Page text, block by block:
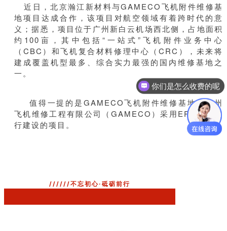
近日，北京瀚江新材料与GAMECO飞机附件维修基
地项目达成合作，该项目对航空领域有着跨时代的意
义；据悉，项目位于广州新白云机场西北侧，占地面积
约100亩，其中包括“一站式”飞机附件业务中心
（CBC）和飞机复合材料修理中心（CRC），未来将
建成覆盖机型最多、综合实力最强的国内维修基地之
一。
值得一提的是GAMECO飞机附件维修基地是广州
飞机维修工程有限公司（GAMECO）采用EPC模式进
行建设的项目。
//////不忘初心·砥砺前行
你们是怎么收费的呢